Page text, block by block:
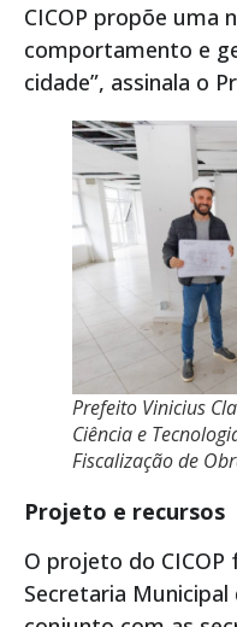
CICOP propõe uma
comportamento e
cidade”, assinala o
Prefeito Vinicius
Ciência e
Fiscalização de
Projeto e recursos
O projeto do CICOP
Secretaria Municipal